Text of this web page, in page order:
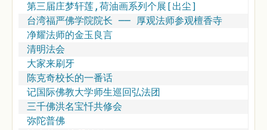
第三届庄梦轩莲,荷油画系列个展[出尘]
台湾福严佛学院院长 ── 厚观法师参观檀香寺
净耀法师的金玉良言
清明法会
大家来刷牙
陈克奇校长的一番话
记国际佛教大学师生巡回弘法团
三千佛洪名宝忏共修会
弥陀普佛